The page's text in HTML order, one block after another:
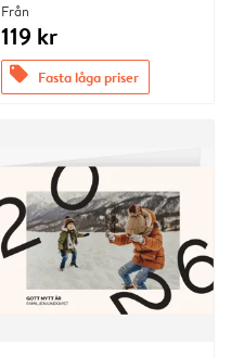
Från
119 kr
offers Fasta låga priser